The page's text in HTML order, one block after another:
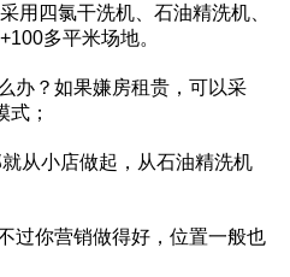
用四氯干洗机、石油精洗机、
多平米场地。
办？如果嫌房租贵，可以采
式；
从小店做起，从石油精洗机
过你营销做得好，位置一般也